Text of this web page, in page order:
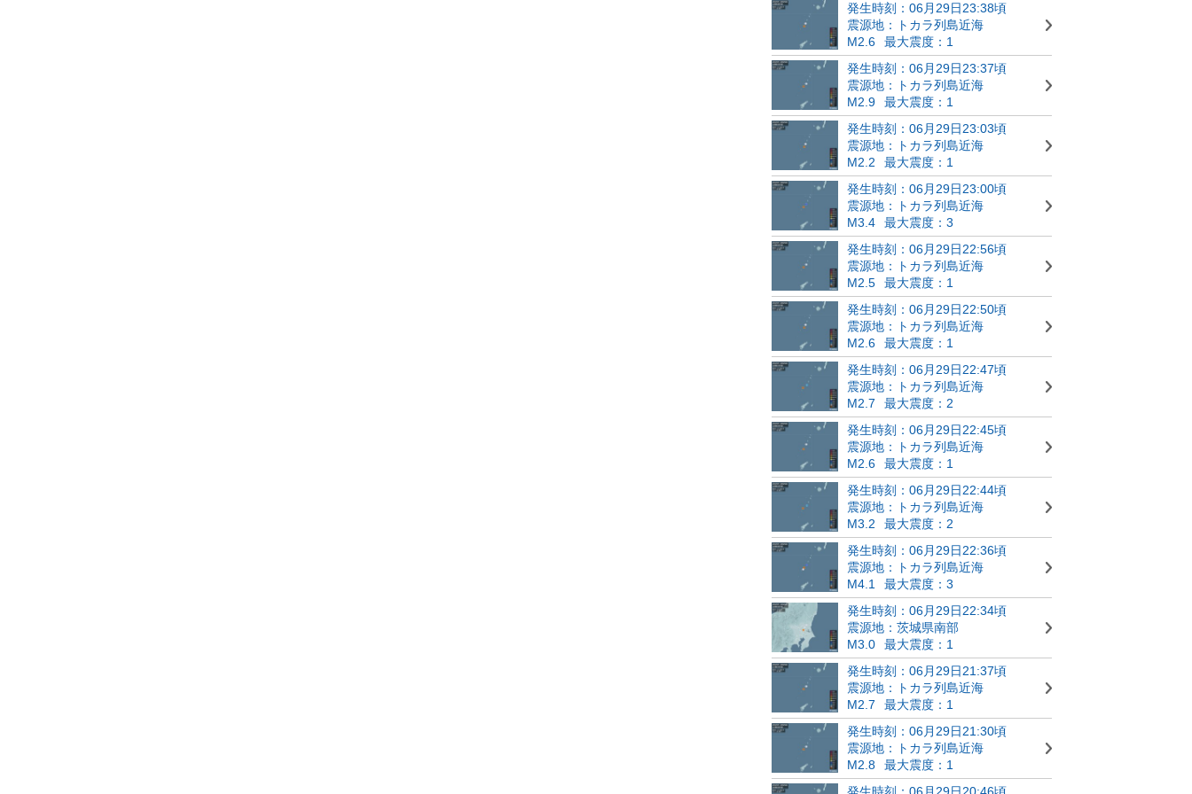
発生時刻：06月29日23:38頃
震源地：トカラ列島近海
M2.6
最大震度：1
発生時刻：06月29日23:37頃
震源地：トカラ列島近海
M2.9
最大震度：1
発生時刻：06月29日23:03頃
震源地：トカラ列島近海
M2.2
最大震度：1
発生時刻：06月29日23:00頃
震源地：トカラ列島近海
M3.4
最大震度：3
発生時刻：06月29日22:56頃
震源地：トカラ列島近海
M2.5
最大震度：1
発生時刻：06月29日22:50頃
震源地：トカラ列島近海
M2.6
最大震度：1
発生時刻：06月29日22:47頃
震源地：トカラ列島近海
M2.7
最大震度：2
発生時刻：06月29日22:45頃
震源地：トカラ列島近海
M2.6
最大震度：1
発生時刻：06月29日22:44頃
震源地：トカラ列島近海
M3.2
最大震度：2
発生時刻：06月29日22:36頃
震源地：トカラ列島近海
M4.1
最大震度：3
発生時刻：06月29日22:34頃
震源地：茨城県南部
M3.0
最大震度：1
発生時刻：06月29日21:37頃
震源地：トカラ列島近海
M2.7
最大震度：1
発生時刻：06月29日21:30頃
震源地：トカラ列島近海
M2.8
最大震度：1
発生時刻：06月29日20:46頃